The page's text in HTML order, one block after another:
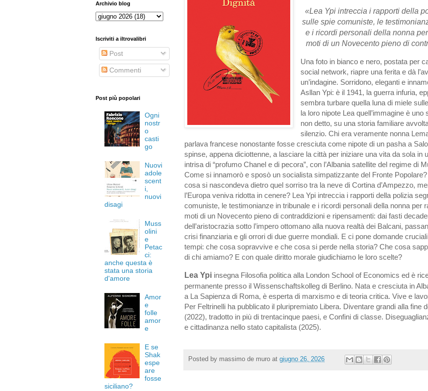
«Lea Ypi intreccia i rapporti della
sulle spie comuniste, le
e i ricordi personali della nonna
moti di un Novecento pieno di
Una foto in bianco e nero, postata per
social network, riapre una ferita e dà
un’indagine. Sorridono, eleganti e
Asllan Ypi: è il 1941, la guerra infuria,
sembra turbare quella luna di miele
la loro nipote Lea quell’immagine è uno
non detto, su una storia familiare
silenzio. Chi era veramente nonna
parlava francese nonostante fosse cresciuta come nipote di un pasha a
spinse, appena diciottenne, a lasciare la città per iniziare una vita da sola in
intrisa di “profumo Chanel e di pecora”, con l’Albania satellite del regime di
Come si innamorò e sposò un socialista simpatizzante del Fronte
cosa si nascondeva dietro quel sorriso tra la neve di Cortina d’Ampezzo,
l’Europa veniva ridotta in cenere? Lea Ypi intreccia i rapporti della polizia
comuniste, le testimonianze in tribunale e i ricordi personali della nonna per
moti di un Novecento pieno di contraddizioni e ripensamenti: dai fasti
dell’aristocrazia sotto l’impero ottomano alla nuova realtà dei Balcani,
crisi finanziaria e gli orrori di due guerre mondiali. E ci pone domande
tempi: che cosa sopravvive e che cosa si perde nella storia? Che cosa
di chi amiamo? E con quale diritto morale giudichiamo le loro scelte?
Lea Ypi insegna Filosofia politica alla London School of Economics ed è
permanente presso il Wissenschaftskolleg di Berlino. Nata e cresciuta in
a La Sapienza di Roma, è esperta di marxismo e di teoria critica. Vive e
Per Feltrinelli ha pubblicato il pluripremiato Libera. Diventare grandi alla fine
(2022), tradotto in più di trentacinque paesi, e Confini di classe.
e cittadinanza nello stato capitalista (2025).
Posted by massimo de muro at giugno 26, 2026
Archivio blog
Iscriviti a iltrovalibri
Post
Commenti
Post più popolari
Ogni
nostr
o
casti
go
Nuovi
adole
scent
i,
nuovi
disagi
Muss
olini
e
Petac
ci:
anche questa è
stata una storia
d'amore
Amor
e
folle
amor
e
E se
Shak
espe
are
fosse
siciliano?